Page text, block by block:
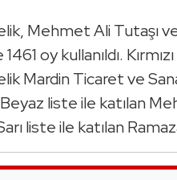
Mehmet Ali Tutaşı ve
oy kullanıldı.
Mardin Ticaret ve
liste ile katılan
liste ile katılan